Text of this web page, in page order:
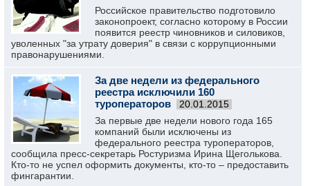
Российское правительство подготовило
законопроект, согласно которому в России
появится реестр чиновников и силовиков,
уволенных "за утрату доверия" в связи с коррупционными
правонарушениями.
За две недели из федерального
реестра исключили 160
туроператоров
20.01.2015
За первые две недели нового года 165
компаний были исключены из
федерального реестра туроператоров,
сообщила пресс-секретарь Ростуризма Ирина Щеголькова.
Кто-то не успел оформить документы, кто-то – предоставить
фингарантии.